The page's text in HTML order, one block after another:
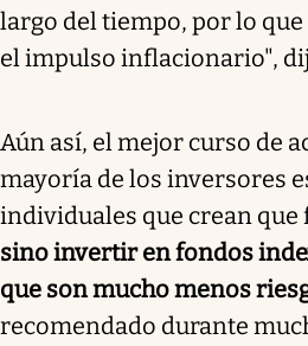
largo del tiempo, por lo
el impulso inflacionario",
Aún así, el mejor curso de
mayoría de los inversores
individuales que crean
sino invertir en fondos
que son mucho menos
recomendado durante